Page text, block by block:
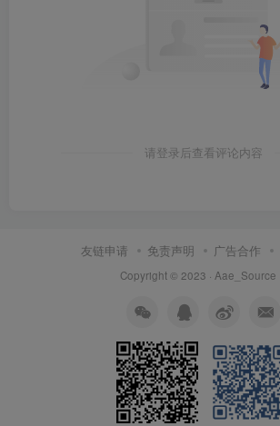
请登录后查看评论内容
友链申请 免责声明 广告合作
Copyright © 2023 · Aae_Source